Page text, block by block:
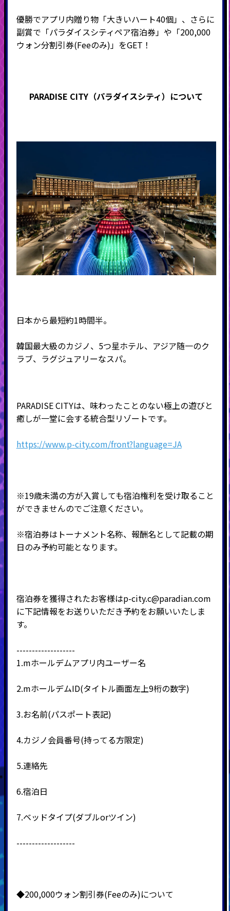
優勝でアプリ内贈り物「大きいハート40個」、さらに
副賞で「パラダイスシティペア宿泊券」や「200,000
ウォン分割引券(Feeのみ)」をGET！
PARADISE CITY（パラダイスシティ）について
日本から最短約1時間半。
韓国最大級のカジノ、 5つ星ホテル、アジア随一のク
ラブ、ラグジュアリーなスパ。
PARADISE CITYは、味わったことのない極上の遊びと
癒しが一堂に会する統合型リゾートです。
https://www.p-city.com/front?language=JA
※19歳未満の方が入賞しても宿泊権利を受け取ること
ができませんのでご注意ください。
※宿泊券はトーナメント名称、報酬名として記載の期
日のみ予約可能となります。
宿泊券を獲得されたお客様はp-city.c@paradian.com
に下記情報をお送りいただき予約をお願いいたしま
す。
-------------------
1.mホールデムアプリ内ユーザー名
2.mホールデムID(タイトル画面左上9桁の数字)
3.お名前(パスポート表記)
4.カジノ会員番号(持ってる方限定)
5.連絡先
6.宿泊日
7.ベッドタイプ(ダブルorツイン)
-------------------
◆200,000ウォン割引券(Feeのみ)について